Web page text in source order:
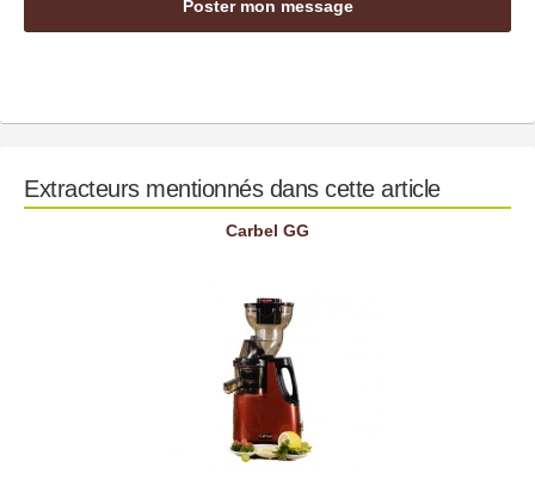
Extracteurs mentionnés dans cette article
Carbel GG